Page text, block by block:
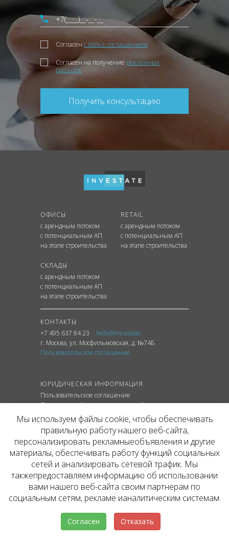
Согласен с польз. соглашением
Согласен на получение рекламных
рассылок
Получить консультацию
ОФИСЫ
с арендным потоком
с потенциальным АП
на этапе строительства
RETAIL
с арендным потоком
с потенциальным АП
на этапе строительства
СКЛАДЫ
с арендным потоком
с потенциальным АП
на этапе строительства
КОНТАКТЫ
+7 495 637 84 23
hello@inv.estate
г. Москва, ул. Мосфильмовская, д. №74Б
Пользовательское соглашение
ЮРИДИЧЕСКАЯ ИНФОРМАЦИЯ
Пользовательское соглашение
Политика конфиденциальности сайта
Политика обработки персональных данных
© ОФИЦИАЛЬНЫЙ САЙТ КОМПАНИИ
INVESTATE, 2026
Представленная на сайте агентства информация,
в т.ч. стоимости объектов, носит информационный
характер и не является публичной офертой. Условия
аренды объекта могут быть изменены собственником
без уведомления.
Мы используем файлы cookie, чтобы обеспечивать
правильную работу нашего веб-сайта,
персонализировать рекламныеобъявления и другие
материалы, обеспечивать работу функций социальных
сетей и анализировать сетевой трафик. Мы
такжепредоставляем информацию об использовании
вами нашего веб-сайта своим партнерам по
социальным сетям, рекламе ианалитическим системам.
Согласен Отказать